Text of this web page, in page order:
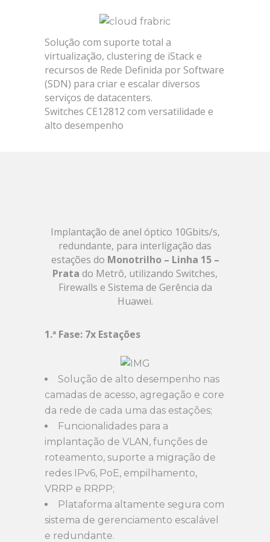
Solução com suporte total a
virtualização, clustering de iStack e
recursos de Rede Definida por Software
(SDN) para criar e escalar diversos
serviços de datacenters.
Switches CE12812 com versatilidade e
alto desempenho
Implantação de anel óptico 10Gbits/s,
redundante, para interligação das
estações do Monotrilho – Linha 15 –
Prata do Metrô, utilizando Switches,
Firewalls e Sistema de Gerência da
Huawei.
1.ª Fase: 7x Estações
Solução de alto desempenho nas
camadas de acesso, agregação e core
da rede de cada uma das estações;
Funcionalidades para a
implantação de VLAN, funções de
roteamento, suporte a migração de
redes IPv6, PoE, empilhamento,
VRRP e RRPP;
Plataforma altamente segura com
sistema de gerenciamento escalável
e redundante.